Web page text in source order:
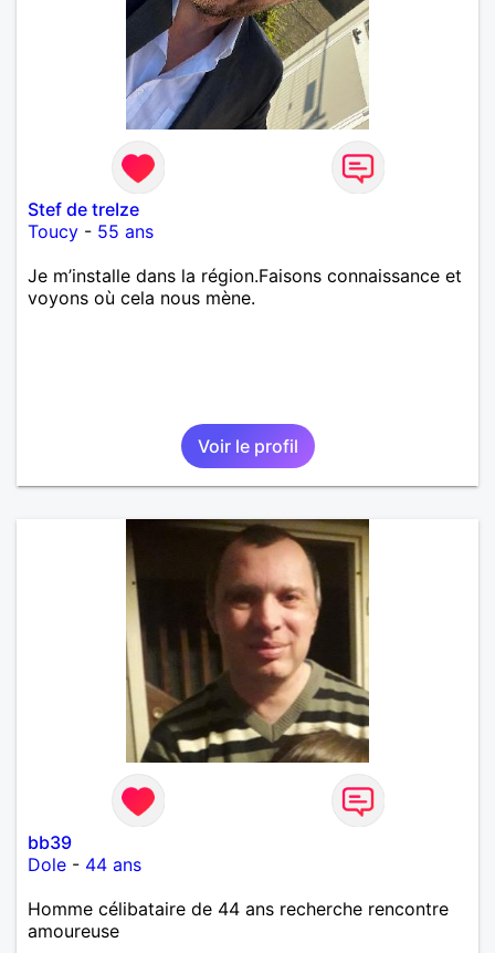
Stef de treIze
Toucy - 55 ans
Je m’installe dans la région.Faisons connaissance et
voyons où cela nous mène.
Voir le profil
bb39
Dole - 44 ans
Homme célibataire de 44 ans recherche rencontre
amoureuse